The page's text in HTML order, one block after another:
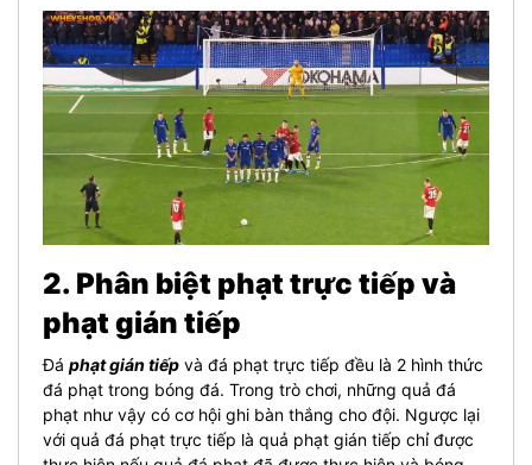
2. Phân biệt phạt trực tiếp và
phạt gián tiếp
Đá phạt gián tiếp và đá phạt trực tiếp đều là 2 hình thức
đá phạt trong bóng đá. Trong trò chơi, những quả đá
phạt như vậy có cơ hội ghi bàn thắng cho đội. Ngược lại
với quả đá phạt trực tiếp là quả phạt gián tiếp chỉ được